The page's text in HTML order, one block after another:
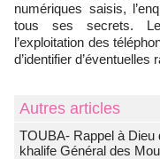
numériques saisis,
tous ses secrets.
l’exploitation des
d’identifier
Autres articles
TOUBA- Rappel à
khalife Général des